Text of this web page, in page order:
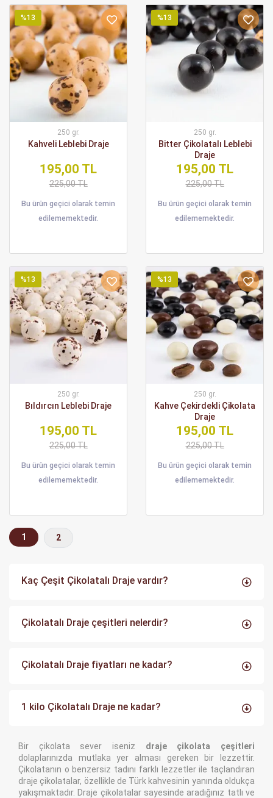
%13
250 gr.
Kahveli Leblebi Draje
195,00 TL
225,00 TL
Bu ürün geçici olarak temin
edilememektedir.
%13
250 gr.
Bitter Çikolatalı Leblebi
Draje
195,00 TL
225,00 TL
Bu ürün geçici olarak temin
edilememektedir.
%13
250 gr.
Bıldırcın Leblebi Draje
195,00 TL
225,00 TL
Bu ürün geçici olarak temin
edilememektedir.
%13
250 gr.
Kahve Çekirdekli Çikolata
Draje
195,00 TL
225,00 TL
Bu ürün geçici olarak temin
edilememektedir.
1 (current)
2
Kaç Çeşit Çikolatalı Draje vardır?
Çikolatalı Draje çeşitleri nelerdir?
Çikolatalı Draje fiyatları ne kadar?
1 kilo Çikolatalı Draje ne kadar?
Bir çikolata sever iseniz draje çikolata çeşitleri
dolaplarınızda mutlaka yer alması gereken bir lezzettir.
Çikolatanın o benzersiz tadını farklı lezzetler ile taçlandıran
draje çikolatalar, özellikle de Türk kahvesinin yanında oldukça
yakışmaktadır. Draje çikolatalar sayesinde aradığınız tatlı ve